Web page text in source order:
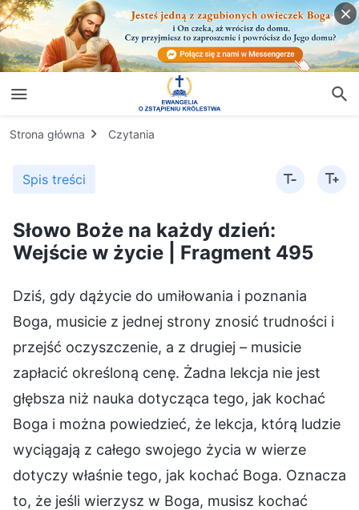
Strona główna Czytania
Spis treści
Słowo Boże na każdy dzień:
Wejście w życie | Fragment 495
Dziś, gdy dążycie do umiłowania i poznania
Boga, musicie z jednej strony znosić trudności i
przejść oczyszczenie, a z drugiej – musicie
zapłacić określoną cenę. Żadna lekcja nie jest
głębsza niż nauka dotycząca tego, jak kochać
Boga i można powiedzieć, że lekcja, którą ludzie
wyciągają z całego swojego życia w wierze
dotyczy właśnie tego, jak kochać Boga. Oznacza
to, że jeśli wierzysz w Boga, musisz kochać